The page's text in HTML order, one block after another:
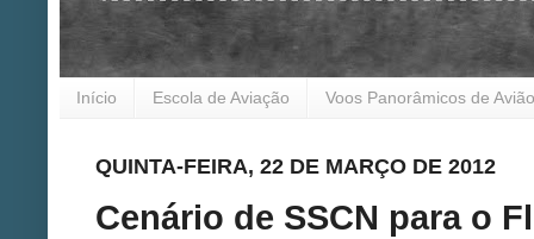
Início Escola de Aviação Voos Panorâmicos de Avião
QUINTA-FEIRA, 22 DE MARÇO DE 2012
Cenário de SSCN para o